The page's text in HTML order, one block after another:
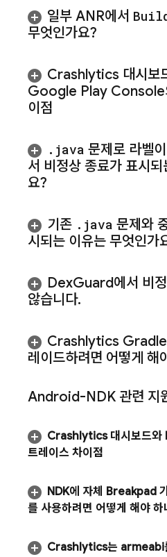
일부 ANR에서
무엇인가요?
Crashlytics 대시보
Google Play Console
이점
. java 문제로 라벨
서 비정상 종료가 표시
요?
기존 . java 문제와
시되는 이유는 무엇인가
DexGuard에서 비
않습니다.
Crashlytics Gradle
레이드하려면 어떻게 해
Android-NDK 관련 지
Crashlytics대시보드와
트레이스 차이점
NDK에 자체 Breakpad
를 사용하려면 어떻게 해야 하
Crashlytics는 armeabi